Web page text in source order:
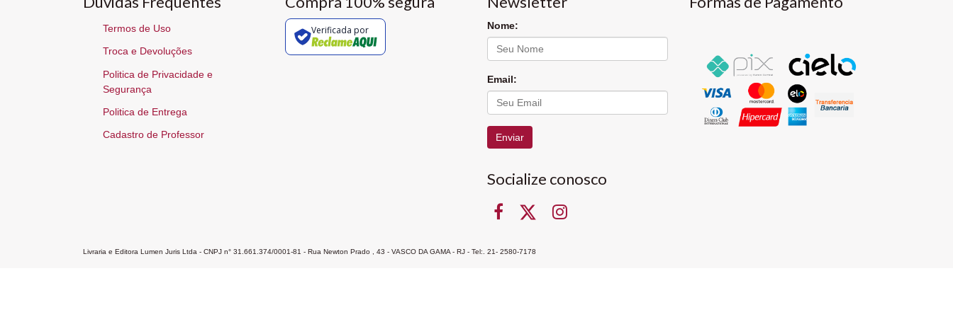
Termos de Uso
Troca e Devoluções
Politica de Privacidade e
Segurança
Politica de Entrega
Cadastro de Professor
Verificada por Nome:
Email:
Enviar
Socialize conosco
Livraria e Editora Lumen Juris Ltda - CNPJ n° 31.661.374/0001-81 - Rua Newton Prado , 43 - VASCO DA GAMA - RJ - Tel:. 21- 2580-7178